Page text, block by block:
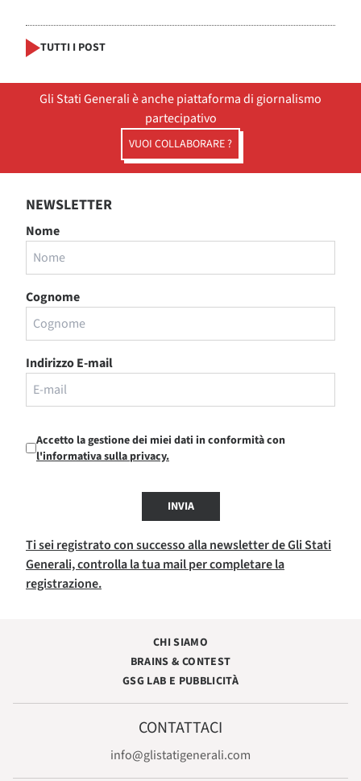
TUTTI I POST
Gli Stati Generali è anche piattaforma di giornalismo
partecipativo
VUOI COLLABORARE ?
NEWSLETTER
Nome
Cognome
Indirizzo E-mail
Accetto la gestione dei miei dati in conformità con
l'informativa sulla privacy.
INVIA
Ti sei registrato con successo alla newsletter de Gli Stati
Generali, controlla la tua mail per completare la
registrazione.
CHI SIAMO
BRAINS & CONTEST
GSG LAB E PUBBLICITÀ
CONTATTACI
info@glistatigenerali.com